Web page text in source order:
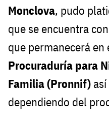
Monclova, pudo
que se encuentra
que permanecerá
Procuraduría para
Familia (Pronnif)
dependiendo del